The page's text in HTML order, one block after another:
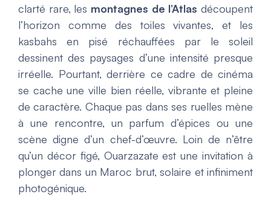
clarté rare, les montagnes de l’Atlas découpent
l’horizon comme des toiles vivantes, et les
kasbahs en pisé réchauffées par le soleil
dessinent des paysages d’une intensité presque
irréelle. Pourtant, derrière ce cadre de cinéma
se cache une ville bien réelle, vibrante et pleine
de caractère. Chaque pas dans ses ruelles mène
à une rencontre, un parfum d’épices ou une
scène digne d’un chef-d’œuvre. Loin de n’être
qu’un décor figé, Ouarzazate est une invitation à
plonger dans un Maroc brut, solaire et infiniment
photogénique.